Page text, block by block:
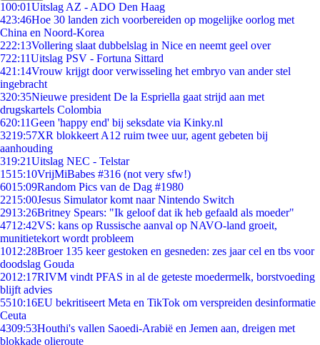
100:01Uitslag AZ - ADO Den Haag
423:46Hoe 30 landen zich voorbereiden op mogelijke oorlog met
China en Noord-Korea
222:13Vollering slaat dubbelslag in Nice en neemt geel over
722:11Uitslag PSV - Fortuna Sittard
421:14Vrouw krijgt door verwisseling het embryo van ander stel
ingebracht
320:35Nieuwe president De la Espriella gaat strijd aan met
drugskartels Colombia
620:11Geen 'happy end' bij seksdate via Kinky.nl
3219:57XR blokkeert A12 ruim twee uur, agent gebeten bij
aanhouding
319:21Uitslag NEC - Telstar
1515:10VrijMiBabes #316 (not very sfw!)
6015:09Random Pics van de Dag #1980
2215:00Jesus Simulator komt naar Nintendo Switch
2913:26Britney Spears: "Ik geloof dat ik heb gefaald als moeder"
4712:42VS: kans op Russische aanval op NAVO-land groeit,
munitietekort wordt probleem
1012:28Broer 135 keer gestoken en gesneden: zes jaar cel en tbs voor
doodslag Gouda
2012:17RIVM vindt PFAS in al de geteste moedermelk, borstvoeding
blijft advies
5510:16EU bekritiseert Meta en TikTok om verspreiden desinformatie
Ceuta
4309:53Houthi's vallen Saoedi-Arabië en Jemen aan, dreigen met
blokkade olieroute